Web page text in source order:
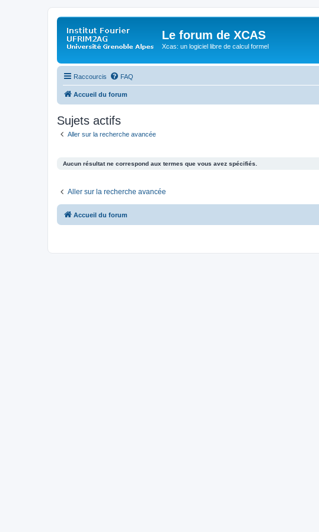
Le forum de XCAS
Xcas: un logiciel libre de calcul formel
Raccourcis FAQ
Accueil du forum
Sujets actifs
Aller sur la recherche avancée
Aucun résultat ne correspond aux termes que vous avez spécifiés.
Aller sur la recherche avancée
Accueil du forum